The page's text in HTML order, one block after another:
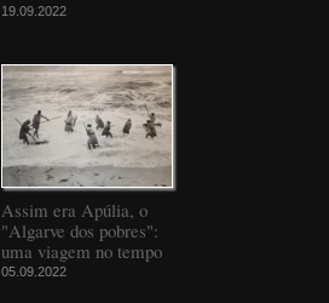
19.09.2022
Assim era Apúlia, o
"Algarve dos pobres":
uma viagem no tempo
05.09.2022